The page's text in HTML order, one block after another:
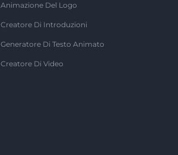
Animazione Del Logo
Creatore Di Introduzioni
Generatore Di Testo Animato
Creatore Di Video